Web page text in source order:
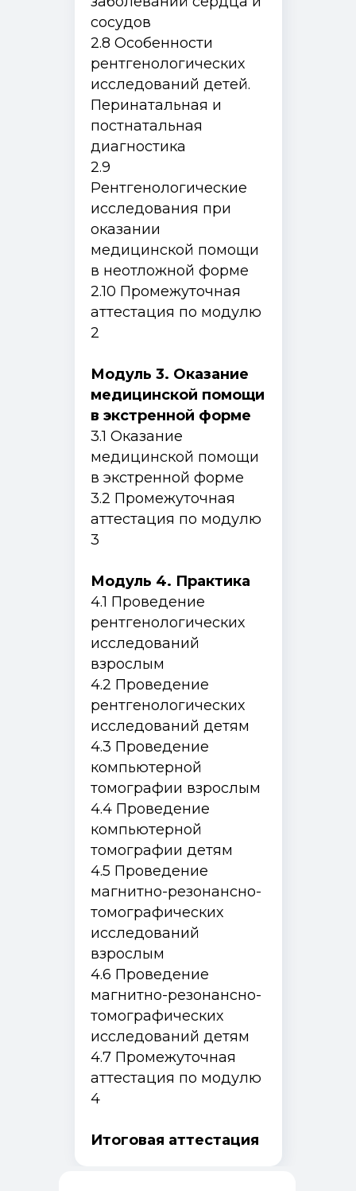
сосудов
2.8 Особенности
рентгенологических
исследований детей.
Перинатальная и
постнатальная
диагностика
2.9
Рентгенологические
исследования при
оказании
медицинской помощи
в неотложной форме
2.10 Промежуточная
аттестация по модулю
2
Модуль 3. Оказание
медицинской помощи
в экстренной форме
3.1 Оказание
медицинской помощи
в экстренной форме
3.2 Промежуточная
аттестация по модулю
3
Модуль 4. Практика
4.1 Проведение
рентгенологических
исследований
взрослым
4.2 Проведение
рентгенологических
исследований детям
4.3 Проведение
компьютерной
томографии взрослым
4.4 Проведение
компьютерной
томографии детям
4.5 Проведение
магнитно-резонансно-
томографических
исследований
взрослым
4.6 Проведение
магнитно-резонансно-
томографических
исследований детям
4.7 Промежуточная
аттестация по модулю
4
Итоговая аттестация
Записаться
Об институте
Симуляционный центр
Кадаверный центр
Центр дистанционно-образовательных
технологий
Дополнительное профессиональное
образование
Ординатура
Лингвистический центр
Цифровая стоматология
Мастер-классы
Программы и курсы
© 2026 Самарский государственный
Политика конфиденциальности
443099, Самара, ул. Чапаевская, 89,
(каб. 505-508)
+7 (846) 374-10-04 (доб. 4103)
+7 927 260-15-56
Истории выпускников
Как поступить
podzorova@samsmu.ru